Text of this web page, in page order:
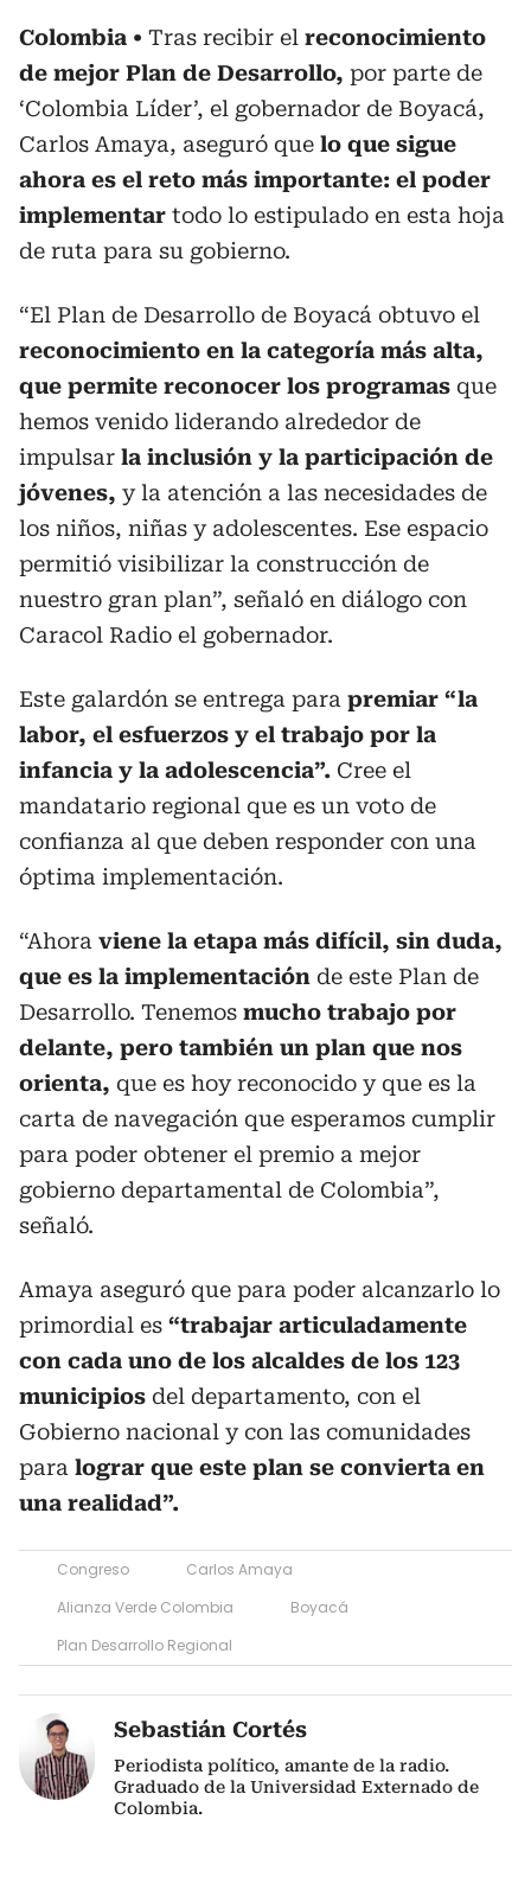
Colombia Tras recibir el reconocimiento
de mejor Plan de Desarrollo, por parte de
‘Colombia Líder’, el gobernador de Boyacá,
Carlos Amaya, aseguró que lo que sigue
ahora es el reto más importante: el poder
implementar todo lo estipulado en esta hoja
de ruta para su gobierno.
“El Plan de Desarrollo de Boyacá obtuvo el
reconocimiento en la categoría más alta,
que permite reconocer los programas que
hemos venido liderando alrededor de
impulsar la inclusión y la participación de
jóvenes, y la atención a las necesidades de
los niños, niñas y adolescentes. Ese espacio
permitió visibilizar la construcción de
nuestro gran plan”, señaló en diálogo con
Caracol Radio el gobernador.
Este galardón se entrega para premiar “la
labor, el esfuerzos y el trabajo por la
infancia y la adolescencia”. Cree el
mandatario regional que es un voto de
confianza al que deben responder con una
óptima implementación.
“Ahora viene la etapa más difícil, sin duda,
que es la implementación de este Plan de
Desarrollo. Tenemos mucho trabajo por
delante, pero también un plan que nos
orienta, que es hoy reconocido y que es la
carta de navegación que esperamos cumplir
para poder obtener el premio a mejor
gobierno departamental de Colombia”,
señaló.
Amaya aseguró que para poder alcanzarlo lo
primordial es “trabajar articuladamente
con cada uno de los alcaldes de los 123
municipios del departamento, con el
Gobierno nacional y con las comunidades
para lograr que este plan se convierta en
una realidad”.
Congreso
Carlos Amaya
Alianza Verde Colombia
Boyacá
Plan Desarrollo Regional
Sebastián Cortés
Periodista político, amante de la radio.
Graduado de la Universidad Externado de
Colombia.